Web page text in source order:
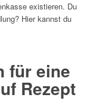
existieren. Du
Hier kannst du
für eine
Rezept